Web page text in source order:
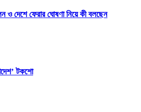
ও দেশে ফেরার ঘোষণা নিয়ে কী বলছেন
টকশো